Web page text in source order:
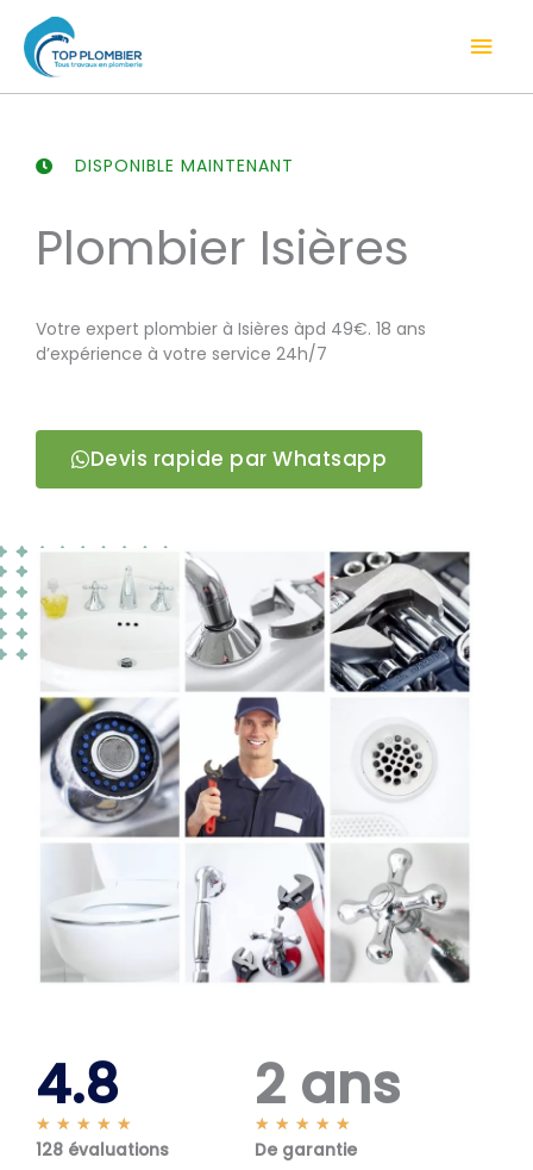
contenu
DISPONIBLE MAINTENANT
Plombier Isières
Votre expert plombier à Isières àpd 49€. 18 ans
d’expérience à votre service 24h/7
Devis rapide par Whatsapp
4.8
★ ★ ★ ★ ★
o
128 évaluations
2 ans
★ ★ ★ ★ ★
o
De garantie